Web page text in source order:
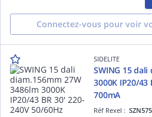
Connectez-vous pour voir
SIDELITE
SWING 15
3000K IP20/43
700mA
Réf Rexel :